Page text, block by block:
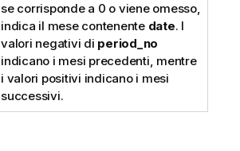
se corrisponde a 0 o viene omesso,
indica il mese contenente date. I
valori negativi di period_no
indicano i mesi precedenti, mentre
i valori positivi indicano i mesi
successivi.